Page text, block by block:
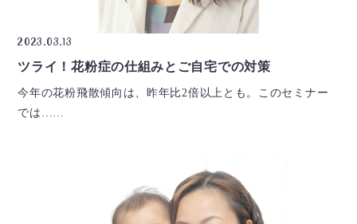
2023.03.13
ツライ！花粉症の仕組みとご自宅での対策
今年の花粉飛散傾向は、昨年比2倍以上とも。このセミナー
では……